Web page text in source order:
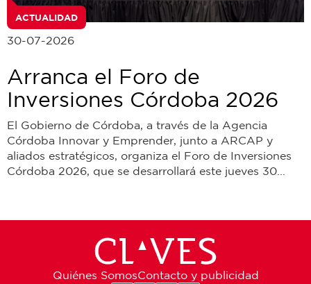
ACTUALIDAD
30-07-2026
Arranca el Foro de
Inversiones Córdoba 2026
El Gobierno de Córdoba, a través de la Agencia
Córdoba Innovar y Emprender, junto a ARCAP y
aliados estratégicos, organiza el Foro de Inversiones
Córdoba 2026, que se desarrollará este jueves 30...
Quiénes SomosContacto y publicidad